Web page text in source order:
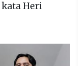
kata Heri